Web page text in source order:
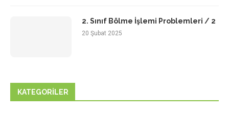
2. Sınıf Bölme İşlemi Problemleri / 2
20 Şubat 2025
KATEGORILER